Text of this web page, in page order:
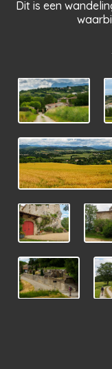
Dit is een